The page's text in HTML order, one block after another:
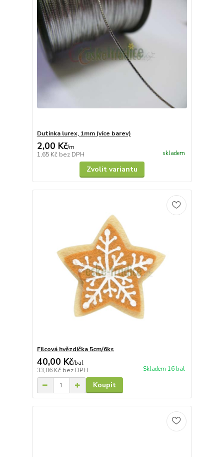
Dutinka lurex, 1mm (více barev)
2,00 Kč/m
1,65 Kč bez DPH skladem
Zvolit variantu
Filcová hvězdička 5cm/6ks
40,00 Kč/bal
33,06 Kč bez DPH Skladem 16 bal
Koupit